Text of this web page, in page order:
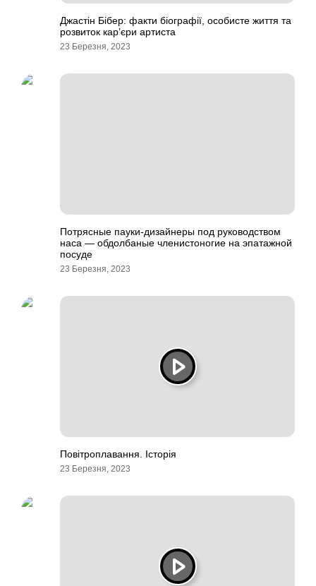
Джастін Бібер: факти біографії, особисте життя та
розвиток кар’єри артиста
23 Березня, 2023
Потрясные пауки-дизайнеры под руководством
наса — обдолбаные членистоногие на эпатажной
посуде
23 Березня, 2023
Повітроплавання. Історія
23 Березня, 2023